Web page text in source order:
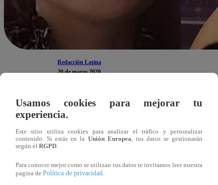
Redacción Latina
20 de marzo 2020
Angie González, imitadora de Ruth Karina, reveló ser
sometió a las pruebas de descarte contra el coronavirus
La cantante utilizó sus redes sociales para dar a conocer
Usamos cookies para mejorar tu
experiencia.
Este sitio utiliza cookies para analizar el tráfico y personalizar
contenido. Si estás en la Unión Europea , tus datos se gestionarán
según el RGPD
Para conocer mejor como se utilizan tus datos te invitamos leer nuestra
pagina de Política de privacidad